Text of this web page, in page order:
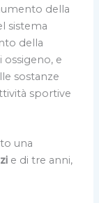
della
sistema
della
ossigeno, e
sostanze
sportive
una
e di tre anni,